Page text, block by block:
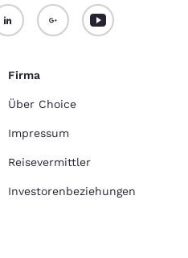
Firma
Über Choice
Impressum
Reisevermittler
Investorenbeziehungen